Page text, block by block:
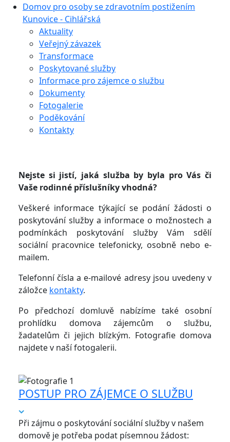
Domov pro osoby se zdravotním postižením
Kunovice - Cihlářská
Aktuality
Veřejný závazek
Transformace
Poskytované služby
Informace pro zájemce o službu
Dokumenty
Fotogalerie
Poděkování
Kontakty
Nejste si jistí, jaká služba by byla pro Vás či
Vaše rodinné příslušníky vhodná?
Veškeré informace týkající se podání žádosti o
poskytování služby a informace o možnostech a
podmínkách poskytování služby Vám sdělí
sociální pracovnice telefonicky, osobně nebo e-
mailem.
Telefonní čísla a e-mailové adresy jsou uvedeny v
záložce kontakty.
Po předchozí domluvě nabízíme také osobní
prohlídku domova zájemcům o službu,
žadatelům či jejich blízkým. Fotografie domova
najdete v naší fotogalerii.
POSTUP PRO ZÁJEMCE O SLUŽBU
Při zájmu o poskytování sociální služby v našem
domově je potřeba podat písemnou žádost: